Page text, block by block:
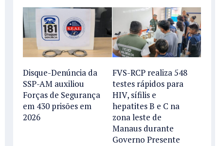
Disque-Denúncia da
SSP-AM auxiliou
Forças de Segurança
em 430 prisões em
2026
FVS-RCP realiza 548
testes rápidos para
HIV, sífilis e
hepatites B e C na
zona leste de
Manaus durante
Governo Presente